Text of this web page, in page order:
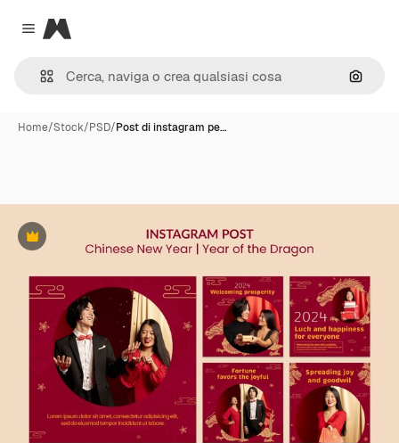
Close menu
Magnific
Cerca
Home/Stock/PSD/Post di instagram pe…
Premium